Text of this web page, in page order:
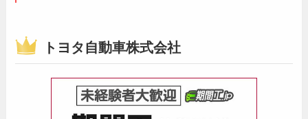
トヨタ自動車株式会社